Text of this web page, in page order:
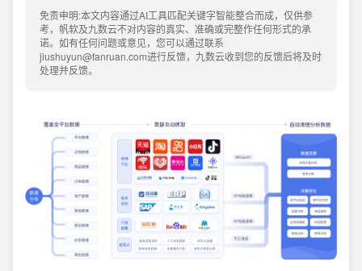
免责申明:本文内容通过AI工具匹配关键字智能整合而成，仅供参
考，帆软及九数云不对内容的真实、准确或完整作任何形式的承
诺。如有任何问题或意见，您可以通过联系
jiushuyun@fanruan.com进行反馈，九数云收到您的反馈后将及时
处理并反馈。